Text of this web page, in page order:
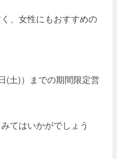
、女性にもおすすめの
(土)）までの期間限定営
てはいかがでしょう